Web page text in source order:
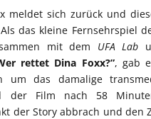
meldet sich zurück und
das kleine Fernsehrspiel
mit dem UFA Lab
rettet Dina Foxx?”, gab
um das damalige
der Film nach 58
der Story abbrach und den